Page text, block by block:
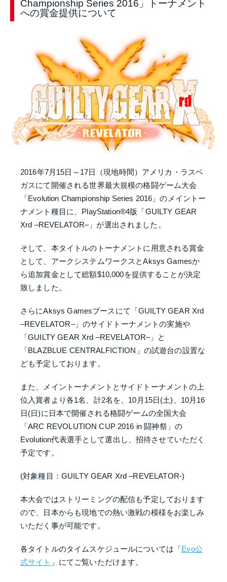
Championship Series 2016」トーナメント
への賞金提供について
2016年7月15日～17日（現地時間）アメリカ・ラスベ
ガスにて開催される世界最大規模の格闘ゲーム大会
「Evolution Championship Series 2016」のメイントー
ナメント種目に、PlayStation®4版「GUILTY GEAR
Xrd –REVELATOR–」が選出されました。
そして、本タイトルのトーナメントに用意される賞金
として、アークシステムワークスとAksys Gamesか
ら追加賞金として総額$10,000を提供することが決定
致しました。
さらにAksys Gamesブースにて「GUILTY GEAR Xrd
–REVELATOR–」のサイドトーナメントの実施や
「GUILTY GEAR Xrd –REVELATOR–」と
「BLAZBLUE CENTRALFICTION」の試遊台の設置な
ども予定しております。
また、メイントーナメントとサイドトーナメントの上
位入賞者より各1名、計2名を、10月15日(土)、10月16
日(日)に日本で開催される格闘ゲームの全国大会
「ARC REVOLUTION CUP 2016 in 闘神祭」の
Evolution代表選手として選出し、招待させていただく
予定です。
(対象種目：GUILTY GEAR Xrd –REVELATOR-)
本大会ではストリーミングの配信も予定しております
ので、日本からも現地での熱い激戦の模様をお楽しみ
いただく事が可能です。
各タイトルのタイムスケジュールについては「Evo公
式サイト 」にてご覧いただけます。